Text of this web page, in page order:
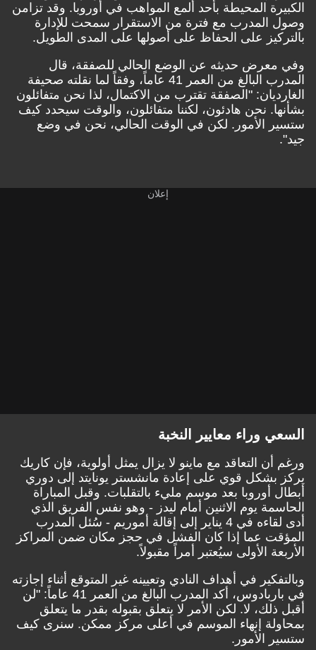
الكبيرة المحيطة بأحد ألمع المواهب في أوروبا. وقد تزامن
وصول المدرب مع فترة من الاستقرار سمحت للإدارة
بالتركيز على الحفاظ على أصولها على المدى الطويل.
وفي معرض حديثه عن الوضع الحالي للصفقة، قال
المدرب البالغ من العمر 41 عاماً، وفقاً لما نقلته
صحيفة
الغارديان: "الصفقة تقترب من الاكتمال، لذا نحن متفائلون
بشأنها. نحن هادئون، لكننا متفائلون، والوقت سيحدد كيف
ستسير الأمور. لكن في الوقت الحالي، نحن في وضع
جيد".
السعي وراء معايير النخبة
ورغم أن التعاقد مع ماينو لا يزال يمثل أولوية، فإن كاريك
يركز بشكل قوي على إعادة مانشستر يونايتد إلى دوري
أبطال أوروبا بعد موسم مليء بالتقلبات. وقبل المباراة
الحاسمة يوم الاثنين أمام ليدز - وهو نفس الفريق الذي
أدى لقاءه في 4 يناير إلى إقالة أموريم - سُئل المدرب
المؤقت عما إذا كان الفشل في حجز مكان ضمن المراكز
الأربعة الأولى سيُعتبر أمراً مقبولاً.
وبالتفكير في أهداف النادي وتعيينه غير المتوقع أثناء إجازته
في باربادوس، أكد المدرب البالغ من العمر 41 عاماً: "لن
أقبل ذلك، لا. لكن الأمر لا يتعلق بقبوله بقدر ما يتعلق
بمحاولة إنهاء الموسم في أعلى مركز ممكن. سنرى كيف
ستسير الأمور.